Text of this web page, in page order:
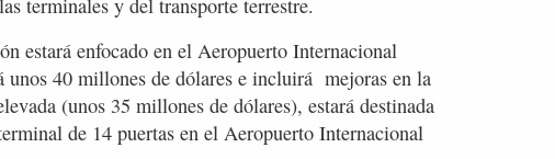
estará enfocado en el Aeropuerto Internacional
40 millones de dólares e incluirá mejoras en la
(unos 35 millones de dólares), estará destinada
de 14 puertas en el Aeropuerto Internacional